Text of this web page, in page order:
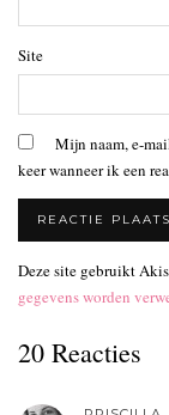
Site
Mijn naam, e-
keer wanneer ik een
Deze site gebruikt
gegevens worden
20 Reacties